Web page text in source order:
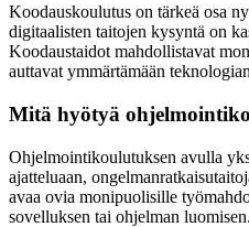
Koodauskoulutus on tärkeä osa
digitaalisten taitojen kysyntä on
Koodaustaidot mahdollistavat
auttavat ymmärtämään
Mitä hyötyä
Ohjelmointikoulutuksen avulla
ajatteluaan,
avaa ovia monipuolisille
sovelluksen tai ohjelman luomisen.